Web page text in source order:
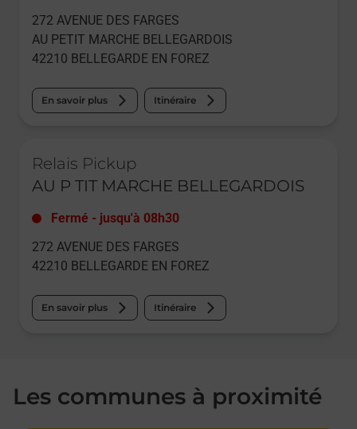
272 AVENUE DES FARGES
AU PETIT MARCHE BELLEGARDOIS
42210 BELLEGARDE EN FOREZ
En savoir plus Itinéraire
Relais Pickup
AU P TIT MARCHE BELLEGARDOIS
Fermé - jusqu'à 08h30
272 AVENUE DES FARGES
42210 BELLEGARDE EN FOREZ
En savoir plus Itinéraire
Les communes à proximité